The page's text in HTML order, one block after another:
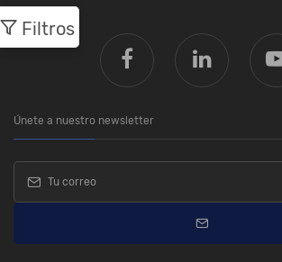
Filtros
Únete a nuestro newsletter